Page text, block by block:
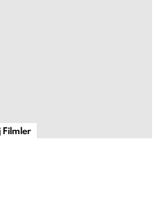
Filmler